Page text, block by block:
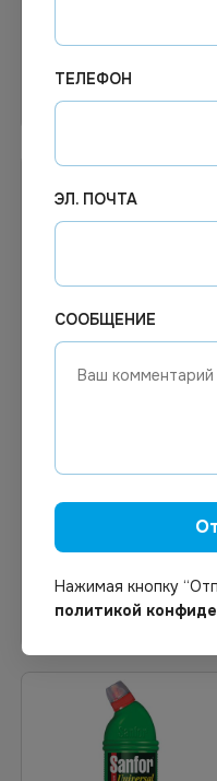
Ph Универсальное
средство 1 л *1
Узнать цену
ТЕЛЕФОН
ЭЛ. ПОЧТА
СООБЩЕНИЕ
Нажимая кнопку
политикой